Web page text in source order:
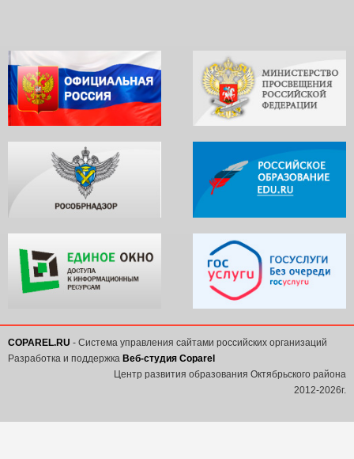
COPAREL.RU - Система управления сайтами российских организаций
Разработка и поддержка Веб-студия Coparel
Центр развития образования Октябрьского района
2012-2026г.